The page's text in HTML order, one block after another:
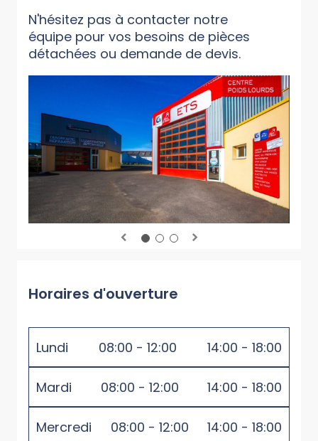
N'hésitez pas à contacter notre
équipe pour vos besoins de pièces
détachées ou demande de devis.
Horaires d'ouverture
Lundi 08:00 - 12:00 14:00 - 18:00
Mardi 08:00 - 12:00 14:00 - 18:00
Mercredi 08:00 - 12:00 14:00 - 18:00